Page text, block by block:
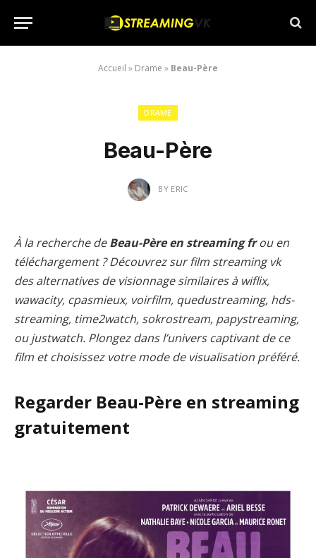
Accueil » Drame » Beau-Père
DRAME
Beau-Père
BY ERIC
À la recherche deBeau-Père en streaming frou en
téléchargement ? Découvrez sur film streaming vk
des alternatives de visionnage similaires à wiflix,
wawacity, cpasmieux, voirfilm, quedustreaming, hds-
streaming, time2watch, sokrostream, papystreaming,
ou justwatch. Plongez dans l’univers captivant de ce
film et choisissez votre mode de visualisation préféré.
Regarder Beau-Père en streaming
gratuitement